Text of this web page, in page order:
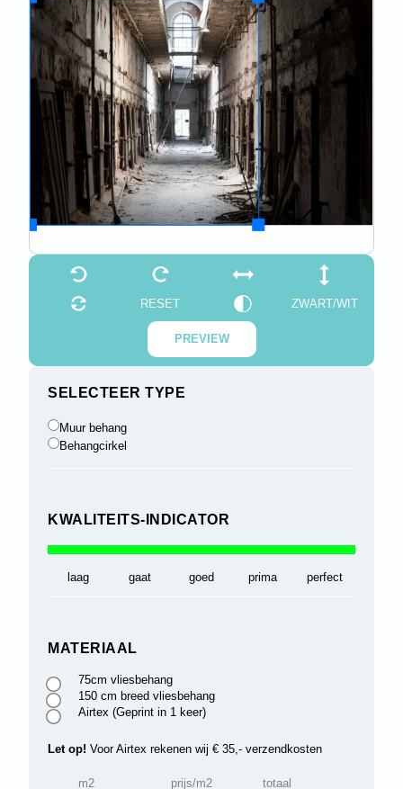
SELECTEER TYPE
Muur behang
Behangcirkel
KWALITEITS-INDICATOR
laag gaat goed prima perfect
MATERIAAL
75cm vliesbehang
150 cm breed vliesbehang
Airtex (Geprint in 1 keer)
Let op! Voor Airtex rekenen wij € 35,- verzendkosten
m2 prijs/m2 totaal
RESET ZWART/WIT
PREVIEW